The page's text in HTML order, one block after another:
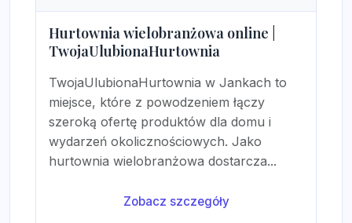
Hurtownia wielobranżowa online |
TwojaUlubionaHurtownia
TwojaUlubionaHurtownia w Jankach to
miejsce, które z powodzeniem łączy
szeroką ofertę produktów dla domu i
wydarzeń okolicznościowych. Jako
hurtownia wielobranżowa dostarcza...
Zobacz szczegóły